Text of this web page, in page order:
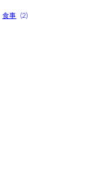
食事 (2)